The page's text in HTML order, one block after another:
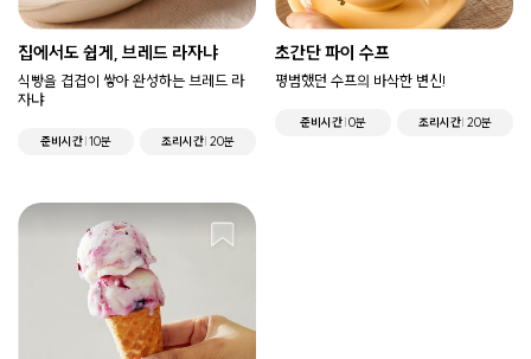
집에서도 쉽게, 브레드 라자냐
식빵을 겹겹이 쌓아 완성하는 브레드 라
자냐
준비시간 10분 조리시간 20분
초간단 파이 수프
평범했던 수프의 바삭한 변신!
준비시간 0분 조리시간 20분